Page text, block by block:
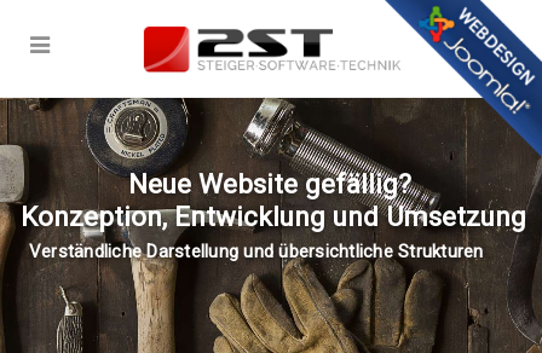
Neue Website gefällig?
Konzeption, Entwicklung und Umsetzung
Verständliche Darstellung und übersichtliche Strukturen